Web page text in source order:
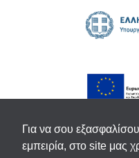
Για να σου
εμπειρία, στο site μας